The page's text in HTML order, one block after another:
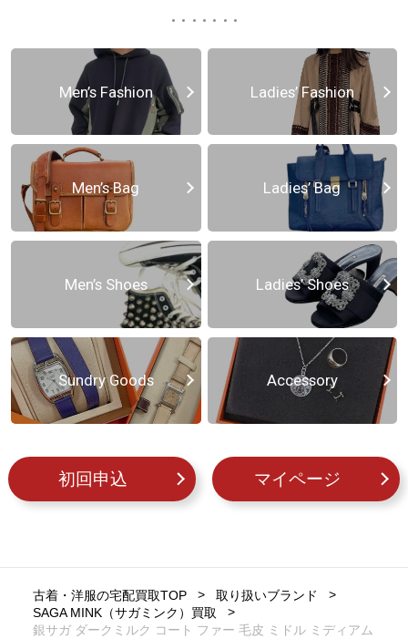
Men’s Fashion Ladies’ Fashion
Men’s Bag Ladies’ Bag
Men’s Shoes Ladies’ Shoes
Sundry Goods Accessory
初回申込 マイページ
古着・洋服の宅配買取TOP
取り扱いブランド
SAGA MINK（サガミンク）買取
銀サガ ダークミルク コート ファー 毛皮 ミドル ミディアム